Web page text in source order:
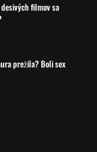
filmov sa
prežila? Boli sex